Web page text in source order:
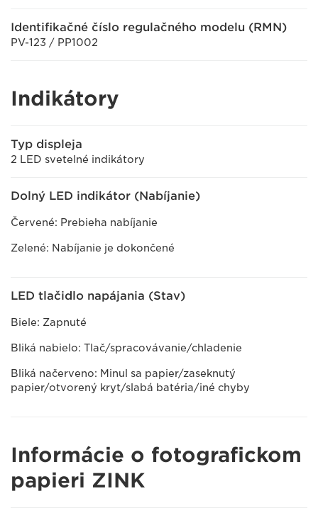
Identifikačné číslo regulačného modelu (RMN)
PV-123 / PP1002
Indikátory
Typ displeja
2 LED svetelné indikátory
Dolný LED indikátor (Nabíjanie)
Červené: Prebieha nabíjanie
Zelené: Nabíjanie je dokončené
LED tlačidlo napájania (Stav)
Biele: Zapnuté
Bliká nabielo: Tlač/spracovávanie/chladenie
Bliká načerveno: Minul sa papier/zaseknutý
papier/otvorený kryt/slabá batéria/iné chyby
Informácie o fotografickom
papieri ZINK